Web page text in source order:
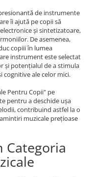
de instrumente
îi ajută pe copii să
și sintetizatoare,
De asemenea,
copiii în lumea
instrument este selectat
și potențialul de a stimula
ale celor mici.
Pentru Copii" pe
pentru a deschide ușa
contribuind astfel la o
muzicale prețioase
Categoria